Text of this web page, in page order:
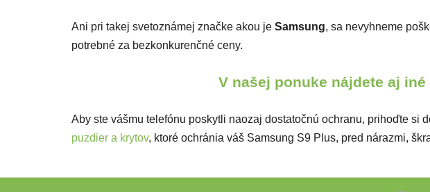
Ani pri takej svetoznámej značke akou je Samsung, sa nevyhneme
potrebné za bezkonkurenčné ceny.
V našej ponuke nájdete aj
Aby ste vášmu telefónu poskytli naozaj dostatočnú ochranu, prihoďte si
puzdier a krytov, ktoré ochránia váš Samsung S9 Plus, pred nárazmi,